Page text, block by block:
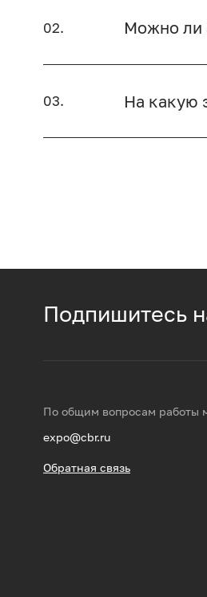
02. Можно ли
03. На какую
Подпишитесь
По общим вопросам работы
expo@cbr.ru
Обратная связь